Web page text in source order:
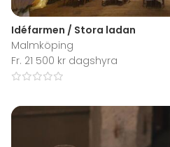
Idéfarmen / Stora ladan
Malmköping
Fr. 21 500 kr dagshyra